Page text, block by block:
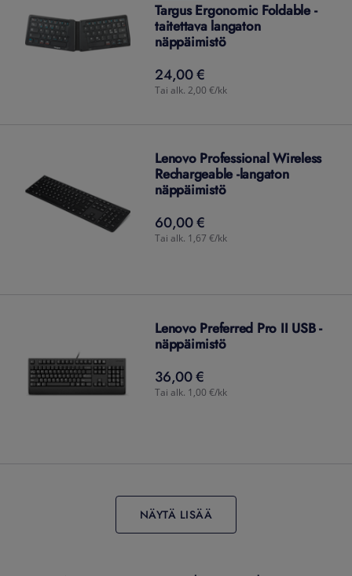
Targus Ergonomic Foldable -
taitettava langaton
näppäimistö
24,00 €
24,00€
Tai alk. 2,00 €/kk
Lenovo Professional Wireless
Rechargeable -langaton
näppäimistö
60,00 €
60,00€
Tai alk. 1,67 €/kk
Lenovo Preferred Pro II USB -
näppäimistö
36,00 €
36,00€
Tai alk. 1,00 €/kk
NÄYTÄ LISÄÄ